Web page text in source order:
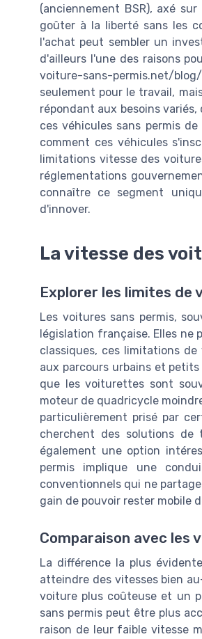
(anciennement BSR), axé
goûter à la liberté sans les
l'achat peut sembler un
d'ailleurs l'une des raisons
voiture-sans-permis.net/
seulement pour le travail,
répondant aux besoins
ces véhicules sans permis
comment ces véhicules
limitations vitesse des
réglementations
connaître ce segment
d'innover.
La vitesse des
Explorer les limites de
Les voitures sans permis,
législation française. Elles ne
classiques, ces limitations
aux parcours urbains et
que les voiturettes sont
moteur de quadricycle
particulièrement prisé par
cherchent des solutions de
également une option
permis implique une
conventionnels qui ne
gain de pouvoir rester mobile
Comparaison avec les
La différence la plus
atteindre des vitesses bien
voiture plus coûteuse et un
sans permis peut être plus
raison de leur faible vitesse